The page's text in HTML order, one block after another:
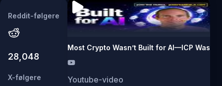
Reddit-følgere
28,048
X-følgere
Most Crypto Wasn’t Built for AI—ICP Was
Youtube-video